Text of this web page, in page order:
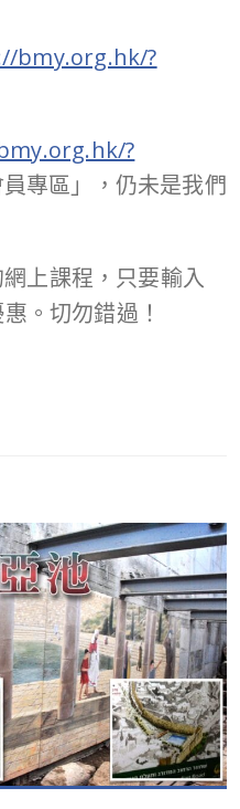
bmy.org.hk/?
?
員專區」，仍未是我們
上課程，只要輸入
。切勿錯過！